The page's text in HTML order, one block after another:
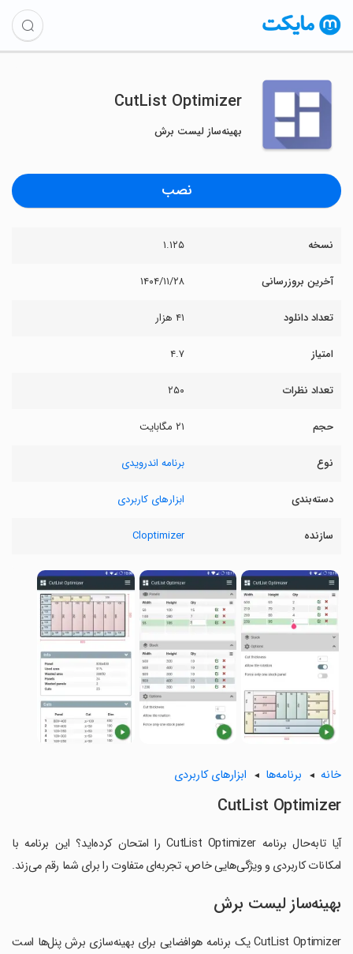
CutList Optimizer
بهینه‌ساز لیست برش
نصب
نسخه ۱.۱۲۵
آخرین بروزرسانی ۱۴۰۴/۱۱/۲۸
تعداد دانلود ۴۱ هزار
امتیاز ۴.۷
تعداد نظرات ۲۵۰
حجم ۲۱ مگابایت
نوع برنامه اندرویدی
دسته‌بندی ابزارهای کاربردی
سازنده Cloptimizer
خانه برنامه‌ها ابزارهای کاربردی
CutList Optimizer
آیا تابه‌حال برنامه CutList Optimizer را امتحان کرده‌اید؟ این برنامه با
امکانات کاربردی و ویژگی‌هایی خاص، تجربه‌ای متفاوت را برای شما رقم می‌زند.
بهینه‌ساز لیست برش
CutList Optimizer یک برنامه هوافضایی برای بهینه‌سازی برش پنل‌ها است